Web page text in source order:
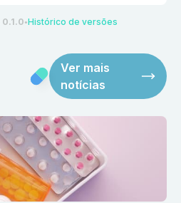
0.1.0 ●Histórico de versões
Ver mais
notícias